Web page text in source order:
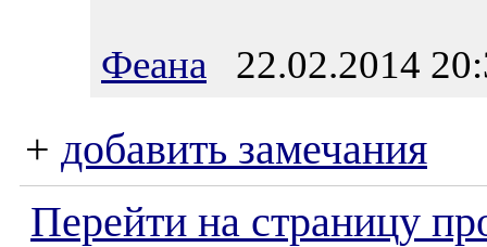
Феана 22.02.2014
+ добавить замечания
Перейти на страницу